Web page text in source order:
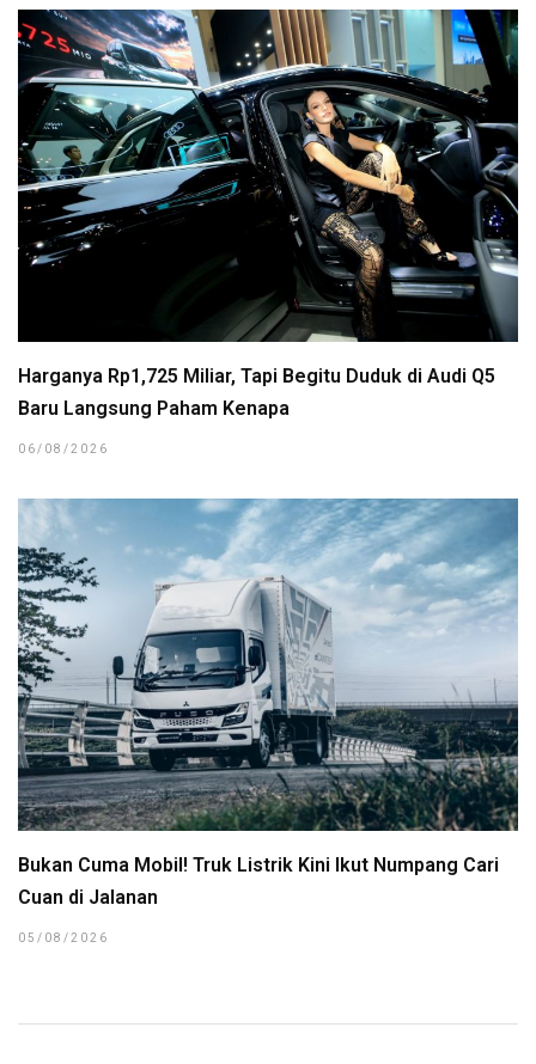
Harganya Rp1,725 Miliar, Tapi Begitu Duduk di Audi Q5
Baru Langsung Paham Kenapa
06/08/2026
Bukan Cuma Mobil! Truk Listrik Kini Ikut Numpang Cari
Cuan di Jalanan
05/08/2026